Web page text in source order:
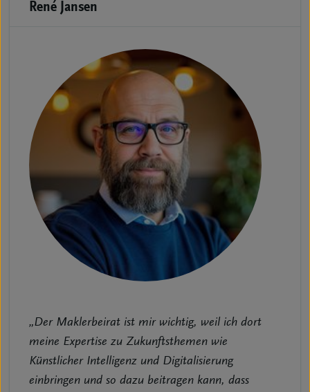
René Jansen
„Der Maklerbeirat ist mir wichtig, weil ich dort
meine Expertise zu Zukunftsthemen wie
Künstlicher Intelligenz und Digitalisierung
einbringen und so dazu beitragen kann, dass